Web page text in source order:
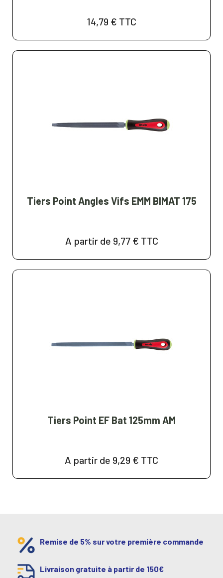
14,79 € TTC
Tiers Point Angles Vifs EMM BIMAT 175
A partir de 9,77 € TTC
Tiers Point EF Bat 125mm AM
A partir de 9,29 € TTC
Remise de 5% sur votre première commande
Livraison gratuite à partir de 150€